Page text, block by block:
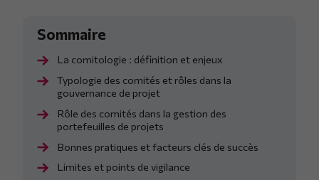
La comitologie : définition et enjeux
Typologie des comités et rôles dans la
gouvernance de projet
Rôle des comités dans la gestion des
portefeuilles de projets
Bonnes pratiques et facteurs clés de succès
Limites et points de vigilance